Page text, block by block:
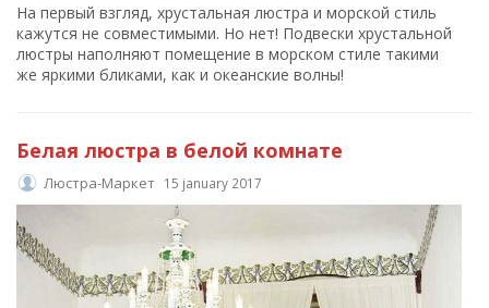
На первый взгляд, хрустальная люстра и морской стиль
кажутся не совместимыми. Но нет! Подвески хрустальной
люстры наполняют помещение в морском стиле такими
же яркими бликами, как и океанские волны!
Белая люстра в белой комнате
Люстра-Маркет 15 january 2017